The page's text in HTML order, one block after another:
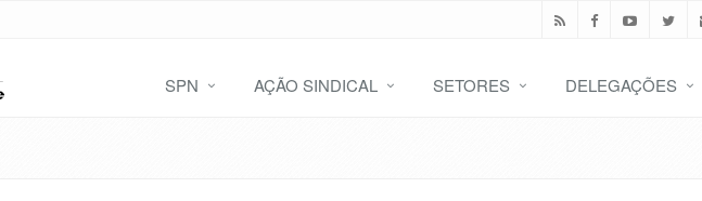
SPN AÇÃO SINDICAL SETORES DELEGAÇÕES